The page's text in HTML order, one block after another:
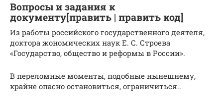
Вопросы и задания к
документу[править | править код]
Из работы российского государственного деятеля,
доктора жономических наук Е. С. Строева
«Государство, общество и реформы в России».
В переломные моменты, подобные нынешнему,
крайне опасно остановиться, ограничиться..